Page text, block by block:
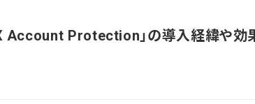
Account Protection」の導入経緯や効